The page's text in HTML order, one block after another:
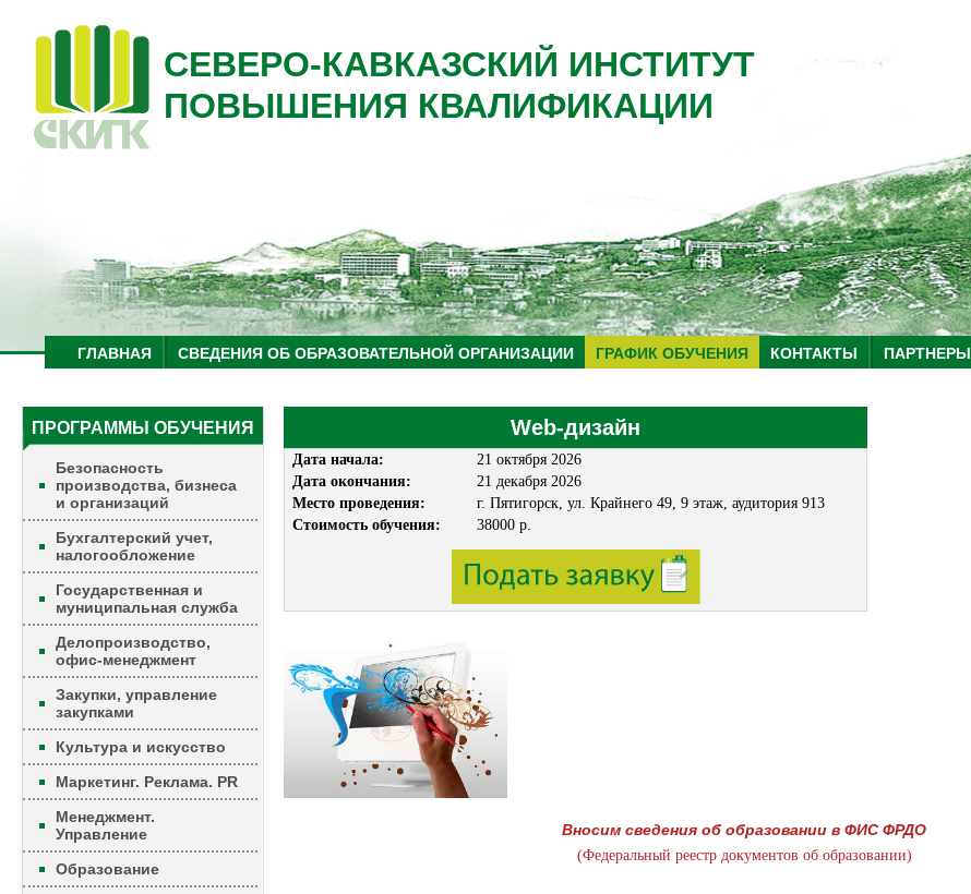
СЕВЕРО-КАВКАЗСКИЙ ИНСТИТУТ
ПОВЫШЕНИЯ КВАЛИФИКАЦИИ
ГЛАВНАЯ СВЕДЕНИЯ ОБ ОБРАЗОВАТЕЛЬНОЙ ОРГАНИЗАЦИИ ГРАФИК ОБУЧЕНИЯ КОНТАКТЫ ПАРТНЕРЫ
ПРОГРАММЫ ОБУЧЕНИЯ
Безопасность
производства, бизнеса
и организаций
Бухгалтерский учет,
налогообложение
Государственная и
муниципальная служба
Делопроизводство,
офис-менеджмент
Закупки, управление
закупками
Культура и искусство
Маркетинг. Реклама. PR
Менеджмент.
Управление
Образование
Web-дизайн
Дата начала:
21 октября 2026
Дата окончания:
21 декабря 2026
Место проведения:
г. Пятигорск, ул. Крайнего 49, 9 этаж, аудитория 913
Стоимость обучения:
38000 р.
Вносим сведения об образовании в ФИС ФРДО
(Федеральный реестр документов об образовании)